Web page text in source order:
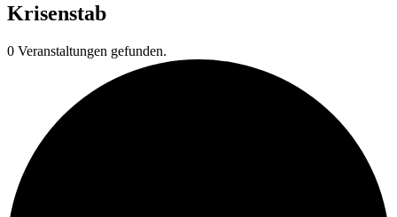
Krisenstab
0 Veranstaltungen gefunden.